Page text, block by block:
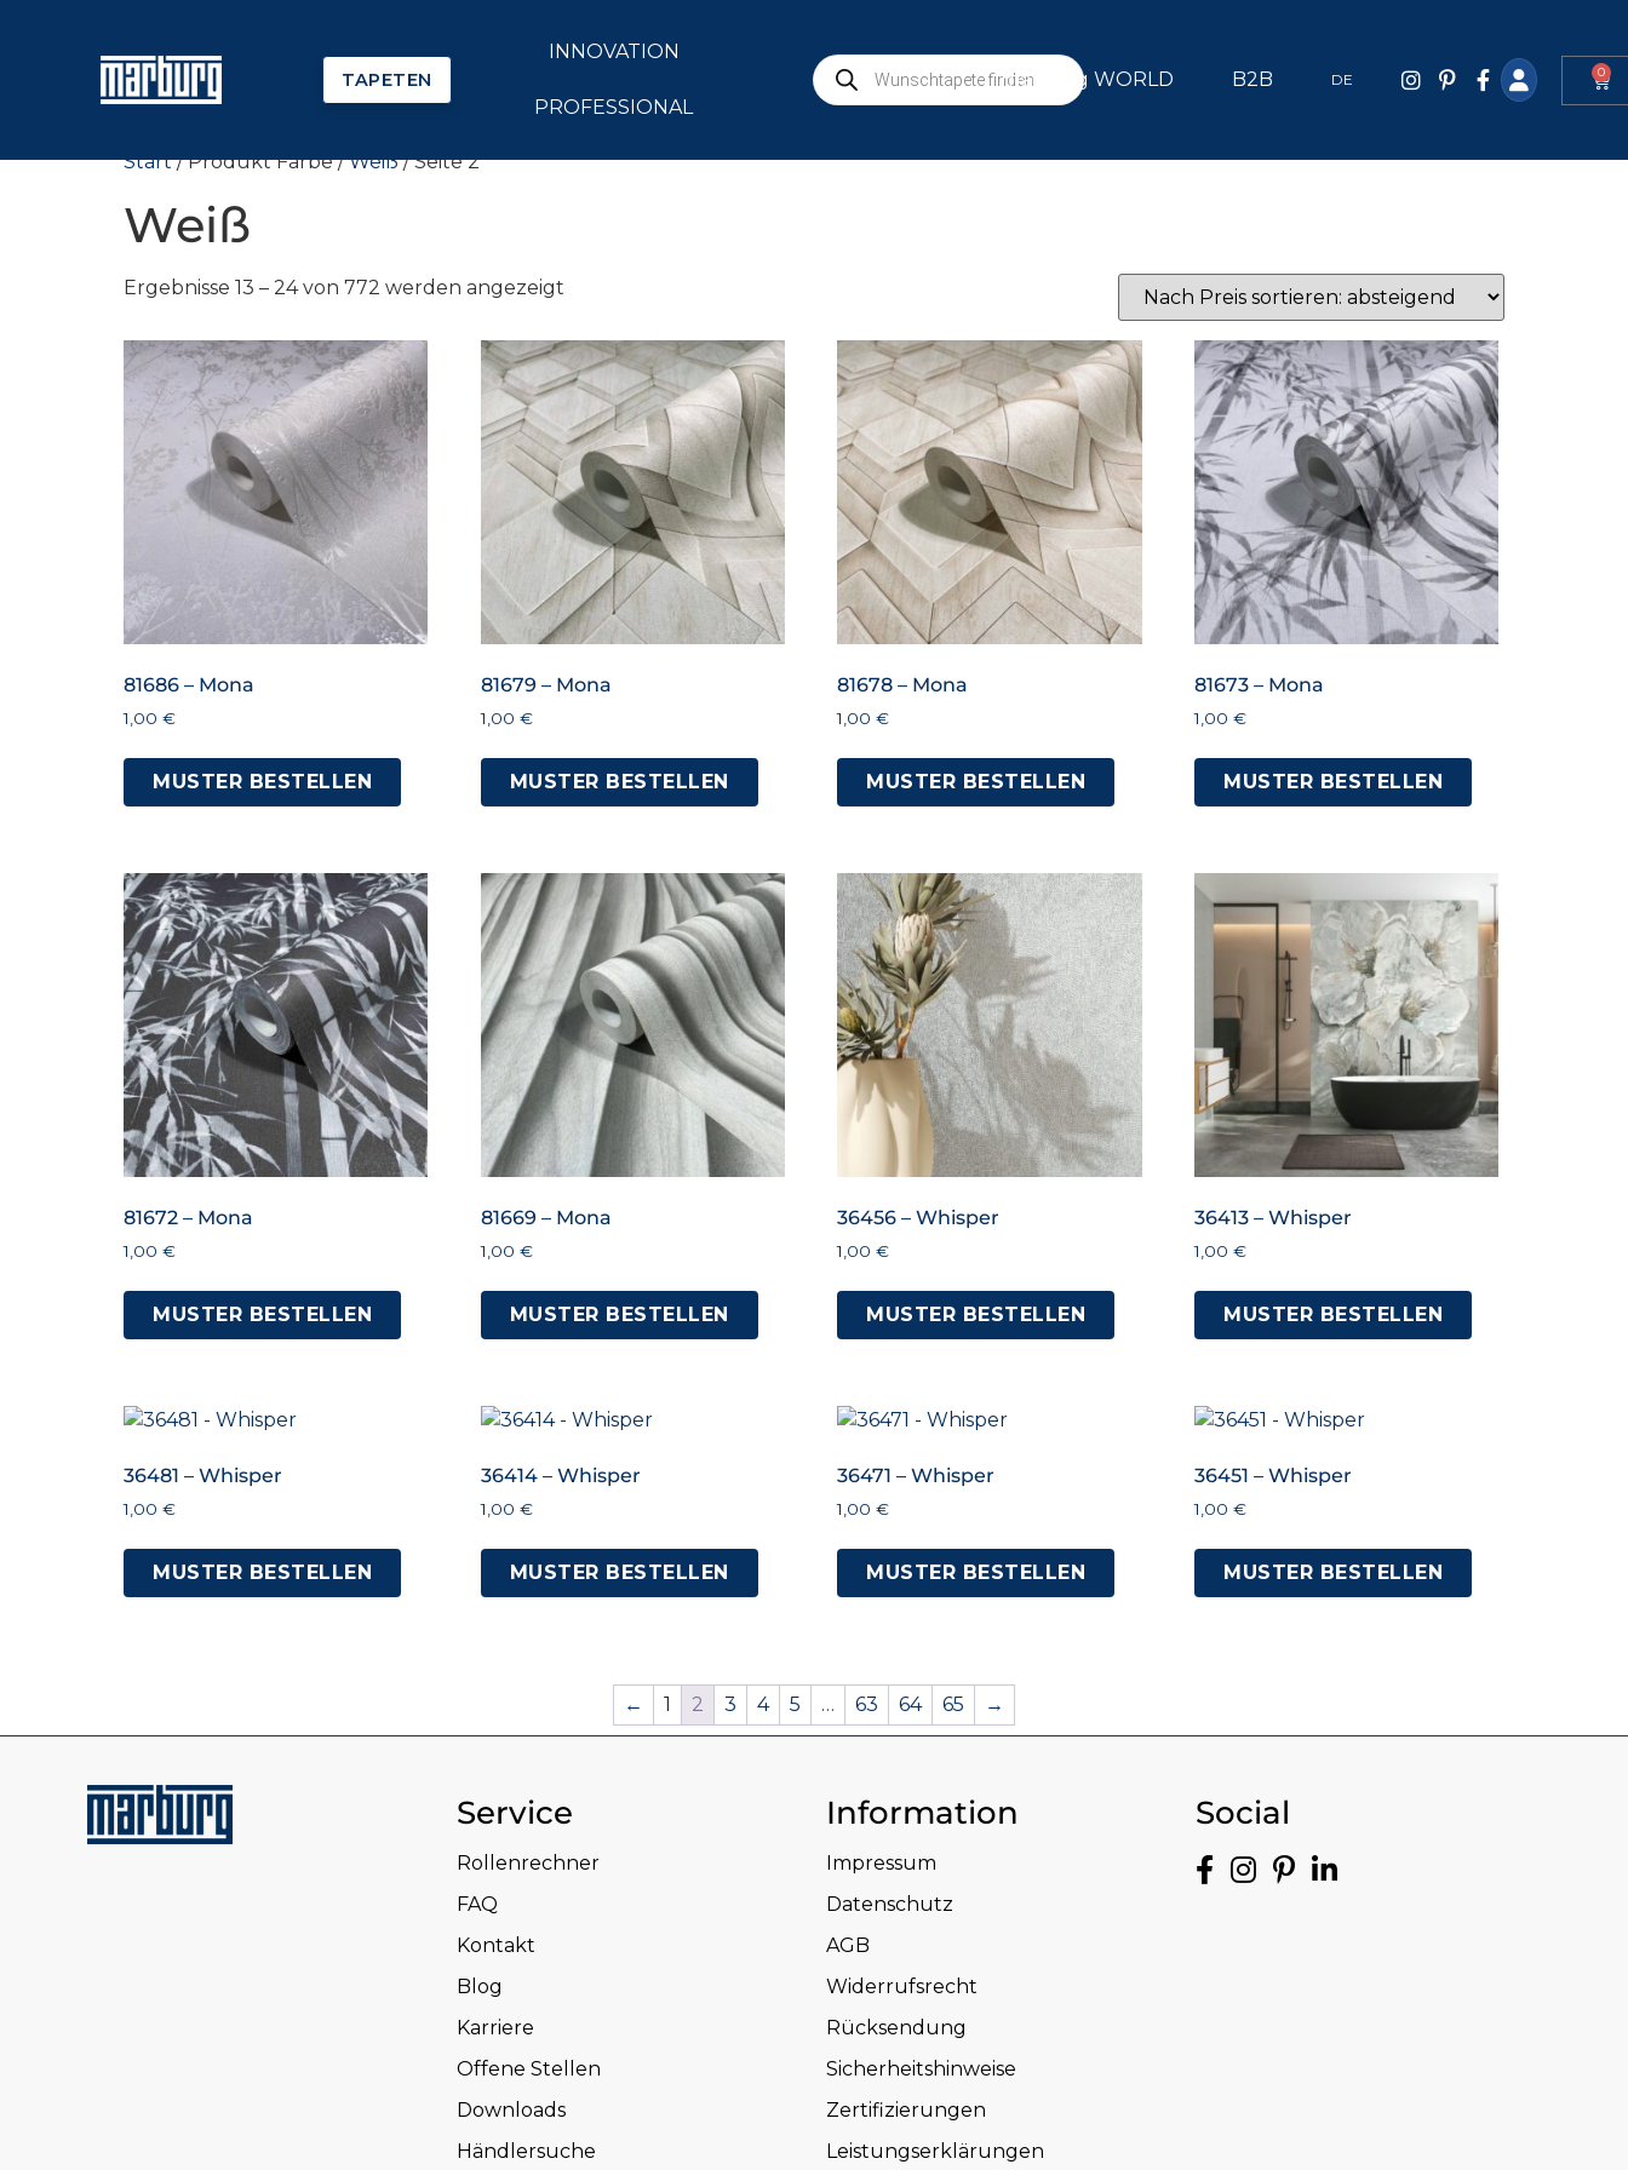
TAPETEN
INNOVATION
PROFESSIONAL
marburg WORLD B2B DE 0
Start/ Produkt Farbe /Weiß/ Seite 2
Weiß
Ergebnisse 13 – 24 von 772 werden angezeigt
81686 – Mona
1,00 €
MUSTER BESTELLEN
81679 – Mona
1,00 €
MUSTER BESTELLEN
81678 – Mona
1,00€
MUSTER BESTELLEN
81673 – Mona
1,00€
MUSTER BESTELLEN
81672 – Mona
1,00 €
MUSTER BESTELLEN
81669 – Mona
1,00 €
MUSTER BESTELLEN
36456 – Whisper
1,00€
MUSTER BESTELLEN
36413 – Whisper
1,00€
MUSTER BESTELLEN
36481 – Whisper
1,00 €
MUSTER BESTELLEN
36414 – Whisper
1,00 €
MUSTER BESTELLEN
36471 – Whisper
1,00€
MUSTER BESTELLEN
36451 – Whisper
1,00€
MUSTER BESTELLEN
← 1 2 3 4 5 … 63 64 65 →
Service
Rollenrechner
FAQ
Kontakt
Blog
Karriere
Offene Stellen
Downloads
Händlersuche
Information
Impressum
Datenschutz
AGB
Widerrufsrecht
Rücksendung
Sicherheitshinweise
Zertifizierungen
Leistungserklärungen
Social